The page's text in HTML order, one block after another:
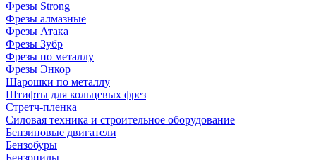
Фрезы Strong
Фрезы алмазные
Фрезы Атака
Фрезы Зубр
Фрезы по металлу
Фрезы Энкор
Шарошки по металлу
Штифты для кольцевых фрез
Стретч-пленка
Силовая техника и строительное оборудование
Бензиновые двигатели
Бензобуры
Бензопилы